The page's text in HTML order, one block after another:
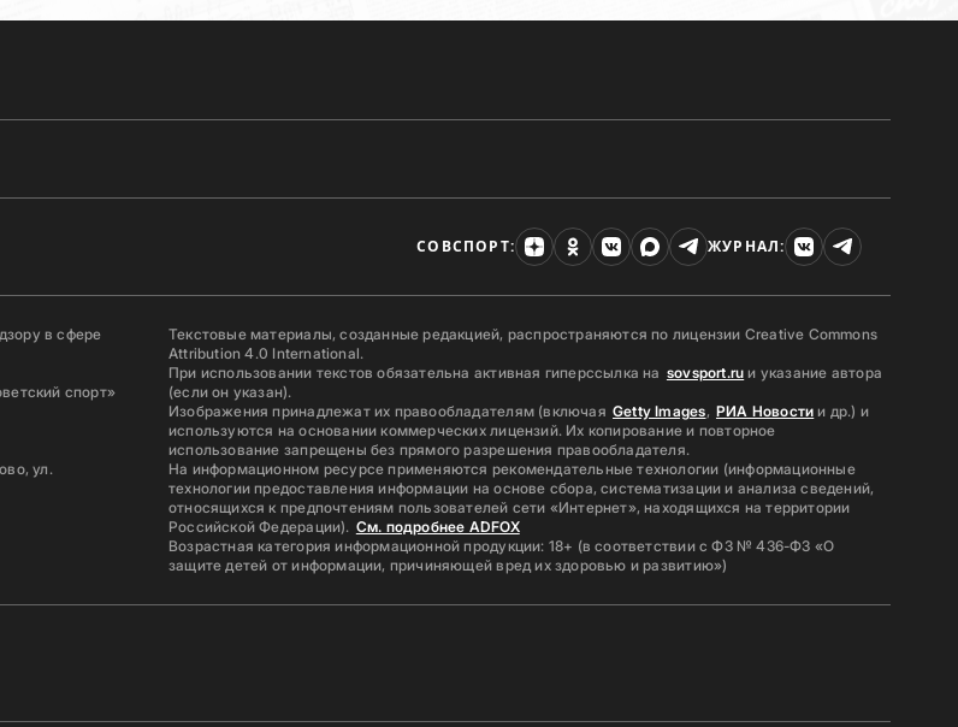
СОВСПОРТ: ЖУРНАЛ:
в сфере
спорт»
ул.
Текстовые материалы, созданные редакцией, распространяются по лицензии Creative Commons
Attribution 4.0 International.
При использовании текстов обязательна активная гиперссылка на sovsport.ru и указание автора
(если он указан).
Изображения принадлежат их правообладателям (включая Getty Images, РИА Новости и др.) и
используются на основании коммерческих лицензий. Их копирование и повторное
использование запрещены без прямого разрешения правообладателя.
На информационном ресурсе применяются рекомендательные технологии (информационные
технологии предоставления информации на основе сбора, систематизации и анализа сведений,
относящихся к предпочтениям пользователей сети «Интернет», находящихся на территории
Российской Федерации). См. подробнее ADFOX
Возрастная категория информационной продукции: 18+ (в соответствии с ФЗ № 436-ФЗ «О
защите детей от информации, причиняющей вред их здоровью и развитию»)